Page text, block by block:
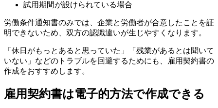
試用期間が設けられている場合
労働条件通知書のみでは、企業と労働者が合意したことを証
明できないため、双方の認識違いが生じやすくなります。
「休日がもっとあると思っていた」「残業があるとは聞いて
いない」などのトラブルを回避するためにも、雇用契約書の
作成をおすすめします。
雇用契約書は電子的方法で作成できる